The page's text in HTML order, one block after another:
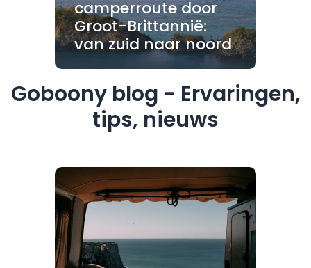
camperroute door
Groot-Brittannië:
van zuid naar noord
Goboony blog - Ervaringen,
tips, nieuws